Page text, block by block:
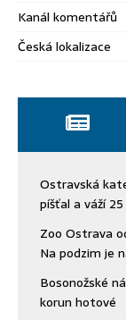
Kanál komentářů
Česká lokalizace
Ostravská
píšťal a váží
Zoo Ostrava
Na podzim je
Bosonožské
korun hotové